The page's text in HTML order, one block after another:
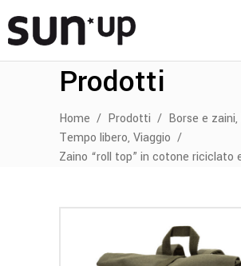
Prodotti
Home / Prodotti / Borse e zaini,
Tempo libero, Viaggio /
Zaino “roll top” in cotone riciclato